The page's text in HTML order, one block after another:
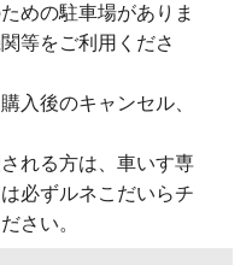
めの駐車場がありま
等をご利用くださ
入後のキャンセル、
れる方は、車いす専
必ずルネこだいらチ
さい。